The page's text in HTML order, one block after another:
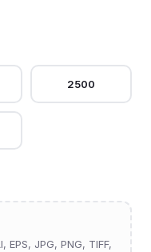
2500
JPG, PNG, TIFF,